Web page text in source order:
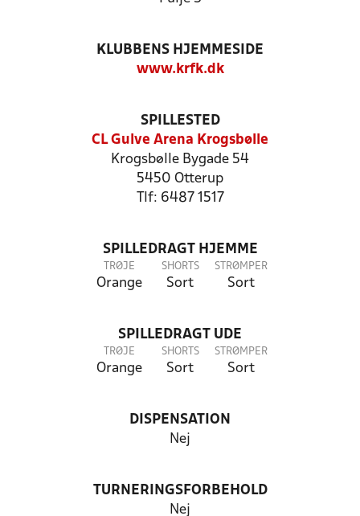
KLUBBENS HJEMMESIDE
www.krfk.dk
SPILLESTED
CL Gulve Arena Krogsbølle
Krogsbølle Bygade 54
5450 Otterup
Tlf: 6487 1517
SPILLEDRAGT HJEMME
TRØJE
Orange
SHORTS
Sort
STRØMPER
Sort
SPILLEDRAGT UDE
TRØJE
Orange
SHORTS
Sort
STRØMPER
Sort
DISPENSATION
Nej
TURNERINGSFORBEHOLD
Nej